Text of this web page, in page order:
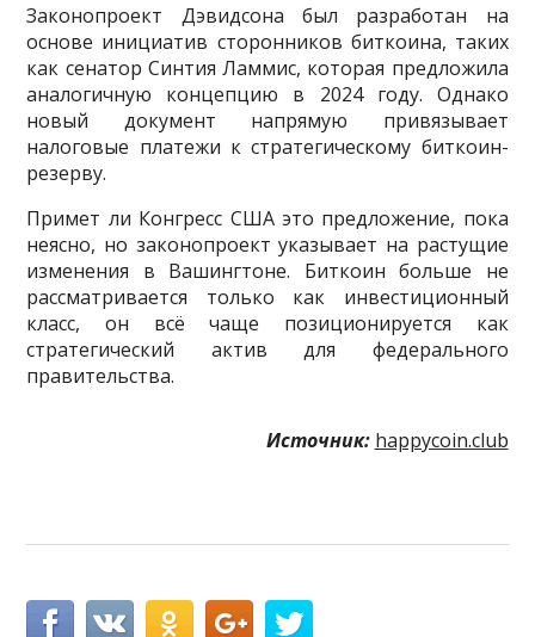
Законопроект Дэвидсона был разработан на
основе инициатив сторонников биткоина, таких
как сенатор Синтия Ламмис, которая предложила
аналогичную концепцию в 2024 году. Однако
новый документ напрямую привязывает
налоговые платежи к стратегическому биткоин-
резерву.
Примет ли Конгресс США это предложение, пока
неясно, но законопроект указывает на растущие
изменения в Вашингтоне. Биткоин больше не
рассматривается только как инвестиционный
класс, он всё чаще позиционируется как
стратегический актив для федерального
правительства.
Источник: happycoin.club